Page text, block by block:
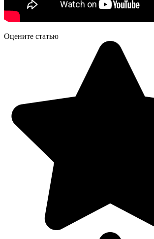
Оцените статью